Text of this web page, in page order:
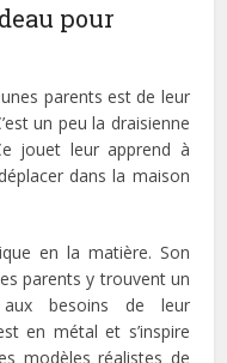
pour
parents est de leur
un peu la draisienne
jouet leur apprend à
dans la maison
en la matière. Son
parents y trouvent un
besoins de leur
en métal et s’inspire
modèles réalistes de